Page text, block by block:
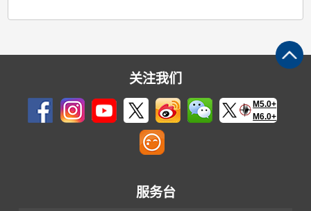
关注我们
M5.0+
M6.0+
服务台